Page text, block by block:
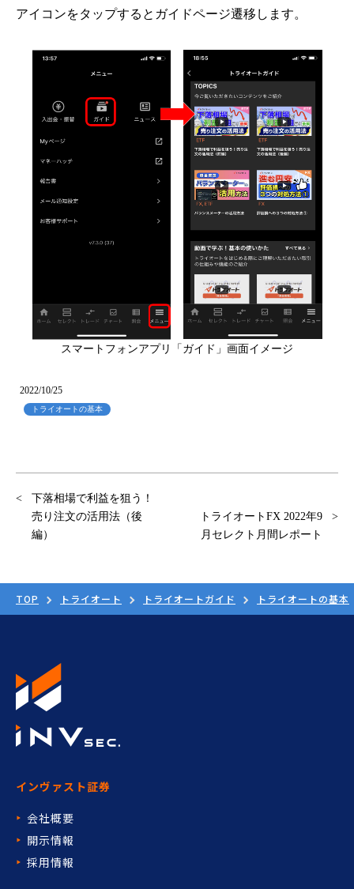
アイコンをタップするとガイドページ遷移します。
スマートフォンアプリ「ガイド」画面イメージ
2022/10/25
トライオートの基本
下落相場で利益を狙う！
売り注文の活用法（後
編）
トライオートFX 2022年9
月セレクト月間レポート
TOP トライオート トライオートガイド トライオートの基本
インヴァスト証券
会社概要
開示情報
採用情報